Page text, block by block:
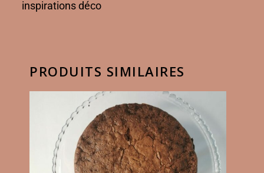
inspirations déco
PRODUITS SIMILAIRES